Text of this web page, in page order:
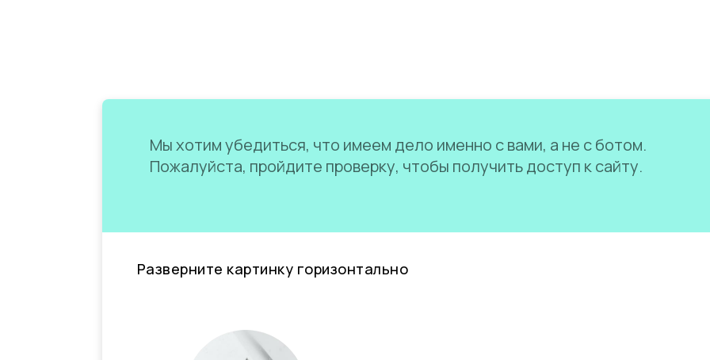
Мы хотим убедиться, что имеем дело именно с вами, а не с ботом.
Пожалуйста, пройдите проверку, чтобы получить доступ к сайту.
Разверните картинку горизонтально